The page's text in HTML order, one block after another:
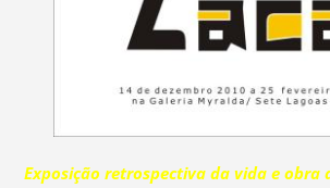
Exposição retrospectiva da vida e obra